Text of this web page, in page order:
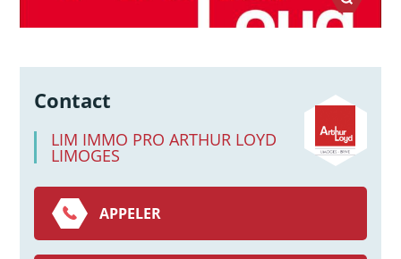
Contact
LIM IMMO PRO ARTHUR LOYD
LIMOGES
APPELER